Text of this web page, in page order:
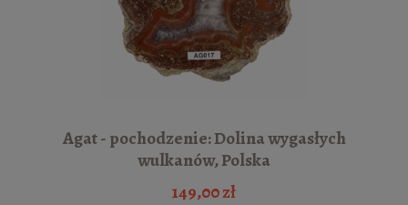
Agat - pochodzenie: Dolina wygasłych
wulkanów, Polska
149,00 zł